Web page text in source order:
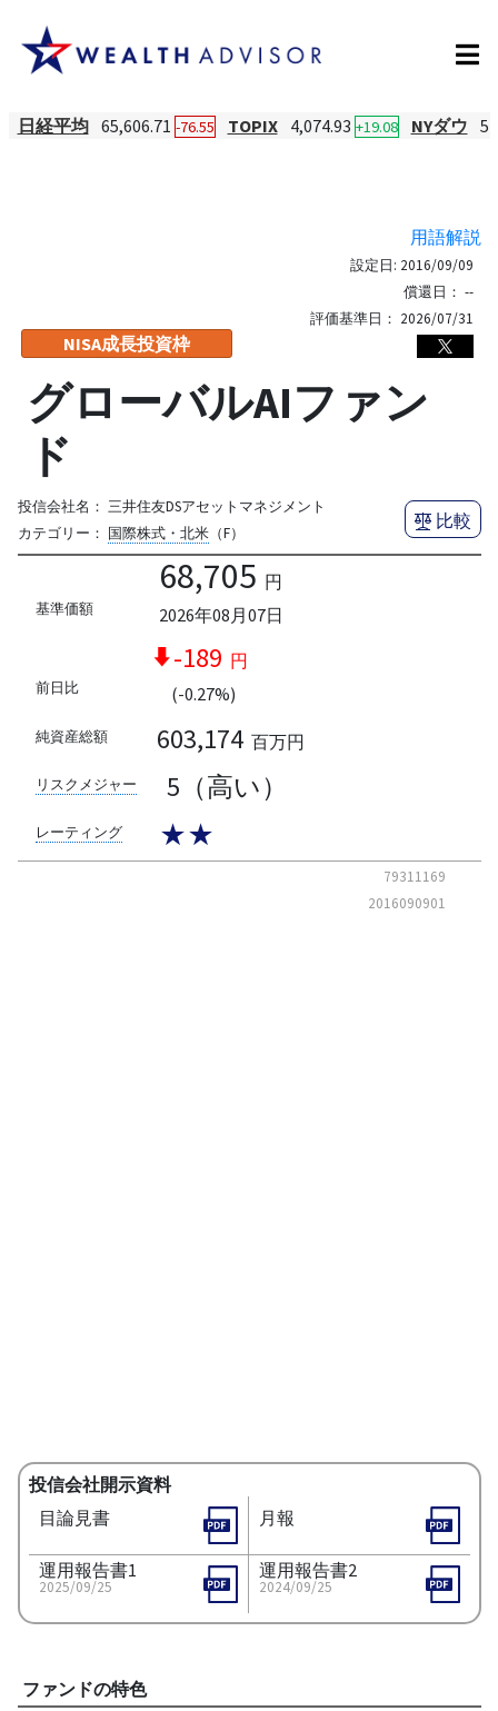
日経平均 65,606.71 -76.55 TOPIX 4,074.93 +19.08 NYダウ
用語解説
NISA成長投資枠
設定日: 2016/09/09
償還日： --
評価基準日： 2026/07/31
グローバルAIファン
ド
投信会社名： 三井住友DSアセットマネジメント
カテゴリー： 国際株式・北米（F）
比較
基準価額
68,705 円
2026年08月07日
前日比
-189 円
(-0.27%)
純資産総額 603,174 百万円
リスクメジャー 5（高い）
レーティング ★★
79311169
2016090901
投信会社開示資料
目論見書
月報
運用報告書1
2025/09/25
運用報告書2
2024/09/25
ファンドの特色